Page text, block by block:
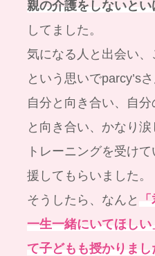
親の介護をしないと
してました。
気になる人と出会い
という思いでparcy’s
自分と向き合い、自
と向き合い、かなり涙
トレーニングを受け
援してもらいました。
そうしたら、なんと
一生一緒にいてほし
て子どもも授かりまし